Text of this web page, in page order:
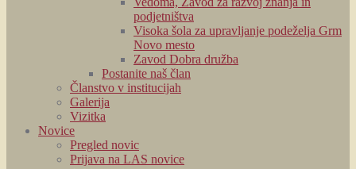
podjetništva
Visoka šola za upravljanje podeželja Grm
Novo mesto
Zavod Dobra družba
Postanite naš član
Članstvo v institucijah
Galerija
Vizitka
Novice
Pregled novic
Prijava na LAS novice